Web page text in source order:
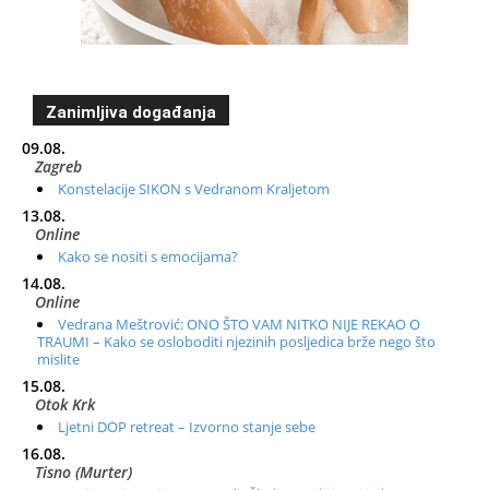
Zanimljiva događanja
09.08.
Zagreb
Konstelacije SIKON s Vedranom Kraljetom
13.08.
Online
Kako se nositi s emocijama?
14.08.
Online
Vedrana Meštrović: ONO ŠTO VAM NITKO NIJE REKAO O
TRAUMI – Kako se osloboditi njezinih posljedica brže nego što
mislite
15.08.
Otok Krk
Ljetni DOP retreat – Izvorno stanje sebe
16.08.
Tisno (Murter)